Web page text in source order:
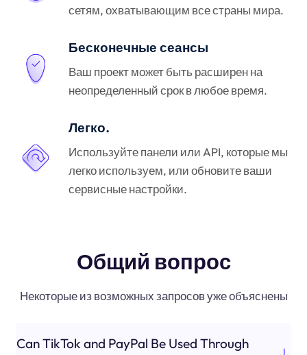
сетям, охватывающим все страны мира.
Бесконечные сеансы
Ваш проект может быть расширен на
неопределенный срок в любое время.
Легко.
Используйте панели или API, которые мы
легко используем, или обновите ваши
сервисные настройки.
Общий вопрос
Некоторые из возможных запросов уже объяснены
Can TikTok and PayPal Be Used Through